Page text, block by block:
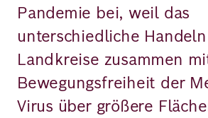
Pandemie bei, weil das
unterschiedliche
Landkreise zusammen
Bewegungsfreiheit der
Virus über größere